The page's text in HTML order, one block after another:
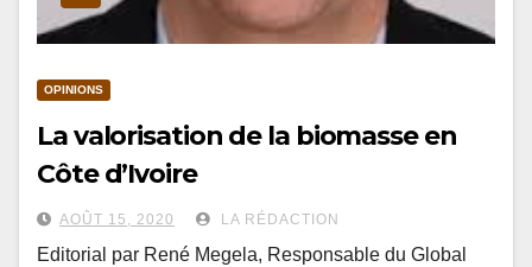
OPINIONS
La valorisation de la biomasse en
Côte d’Ivoire
AOÛT 15, 2020 LA RÉDACTION
Editorial par René Megela, Responsable du Global